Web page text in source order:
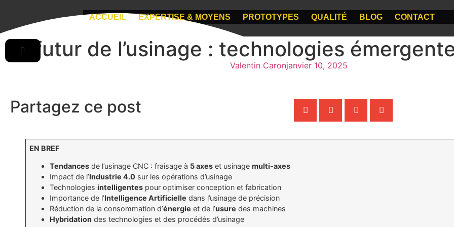
ACCUEIL EXPERTISE & MOYENS PROTOTYPES QUALITÉ BLOG CONTACT
Le futur de l’usinage : technologies
Valentin Caronjanvier 10, 2025
Partagez ce post
EN BREF
Tendances de l’usinage CNC : fraisage à 5 axes et usinagemulti-axes
Impact de l’Industrie 4.0 sur les opérations d’usinage
Technologiesintelligentes pour optimiser conception et fabrication
Importance de l’Intelligence Artificielle dans l’usinage de précision
Réduction de la consommation d’énergie et de l’usure des machines
Hybridation des technologies et des procédés d’usinage